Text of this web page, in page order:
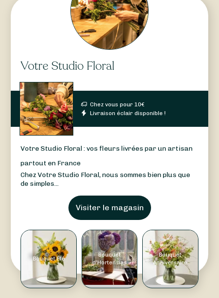
Votre Studio Floral
Chez vous pour10€
Livraison éclair disponible !
Votre Studio Floral : vos fleurs livrées par un artisan
partout en France
Chez Votre Studio Floral, nous sommes bien plus que
de simples...
Visiter le magasin
Bouquet Été
Bouquet
d'Hortensias
Bouquet
Anniversaire